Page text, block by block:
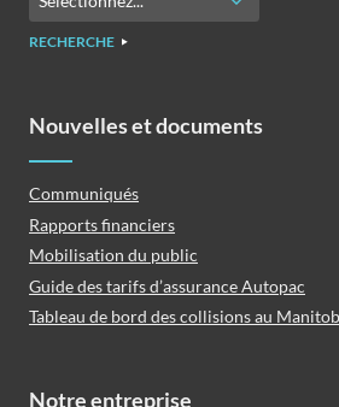
RECHERCHE
Nouvelles et documents
Communiqués
Rapports financiers
Mobilisation du public
Guide des tarifs d’assurance Autopac
Tableau de bord des collisions au
Notre entreprise